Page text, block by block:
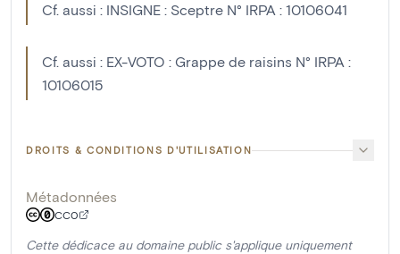
Cf. aussi : INSIGNE : Sceptre N° IRPA : 10106041
Cf. aussi : EX-VOTO : Grappe de raisins N° IRPA :
10106015
DROITS & CONDITIONS D'UTILISATION
Métadonnées
CC0
Cette dédicace au domaine public s'applique uniquement